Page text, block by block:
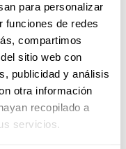
para personalizar
funciones de redes
compartimos
sitio web con
publicidad y análisis
otra información
recopilado a
servicios.
te vinculas con